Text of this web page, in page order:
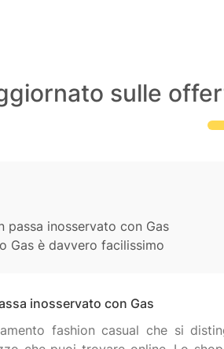
sulle
passa inosservato con Gas
Gas è davvero facilissimo
inosservato con Gas
fashion casual che si